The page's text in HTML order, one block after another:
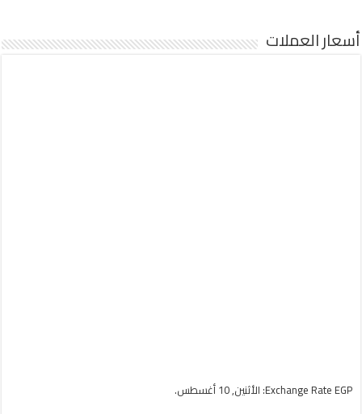
أسعار العملات
Exchange Rate EGP : الأثنين, 10 أغسطس.